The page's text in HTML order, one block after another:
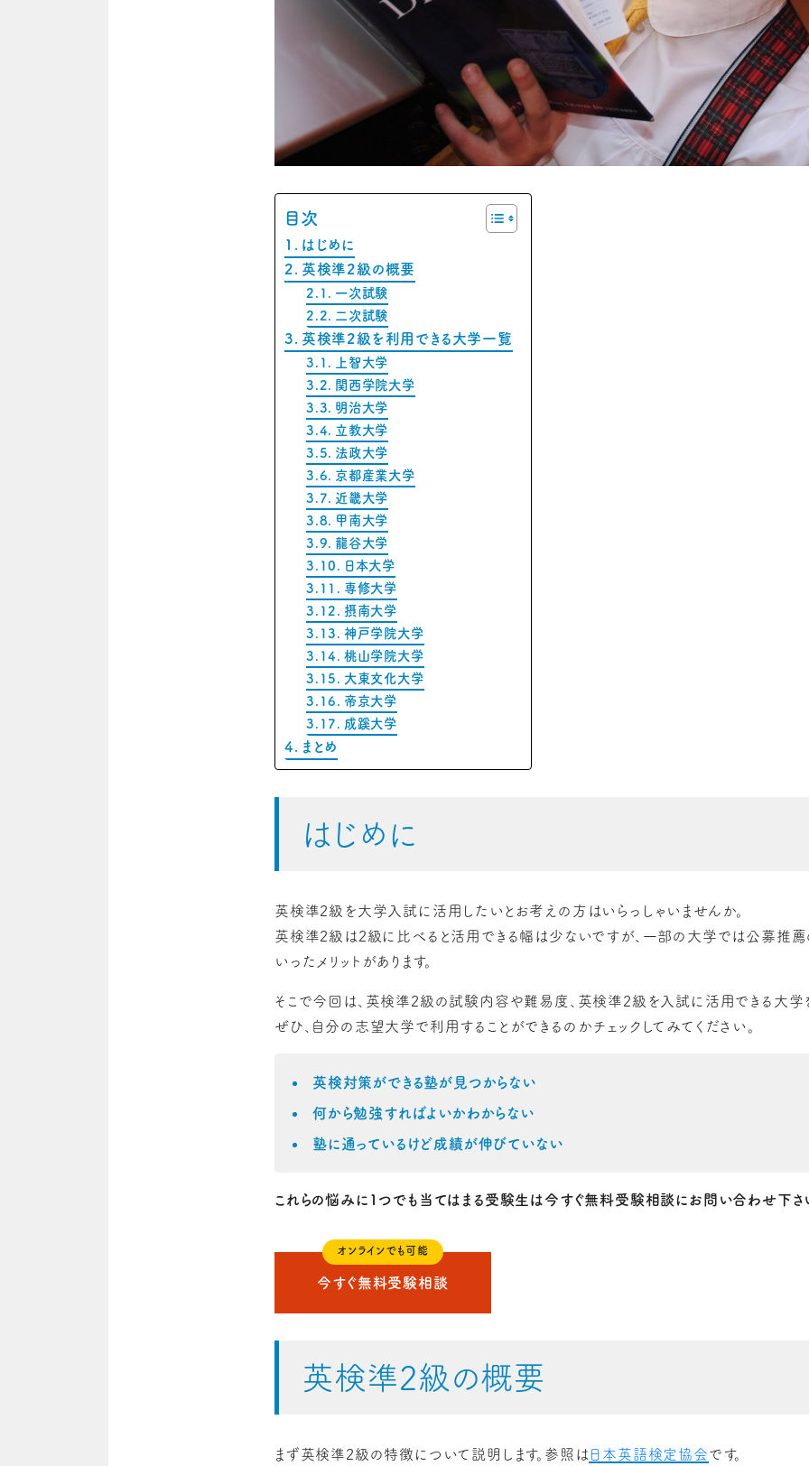
目次
はじめに
英検準2級の概要
一次試験
二次試験
英検準2級を利用できる大学一覧
上智大学
関西学院大学
明治大学
立教大学
法政大学
京都産業大学
近畿大学
甲南大学
龍谷大学
日本大学
専修大学
摂南大学
神戸学院大学
桃山学院大学
大東文化大学
帝京大学
成蹊大学
まとめ
はじめに
英検準2級を大学入試に活用したいとお考えの方はいらっしゃいませんか。
英検準2級は2級に比べると活用できる幅は少ないですが、一部の大学では公募推薦
いったメリットがあります。
そこで今回は、英検準2級の試験内容や難易度、英検準2級を入試に活用できる大学
ぜひ、自分の志望大学で利用することができるのかチェックしてみてください。
英検対策ができる塾が見つからない
何から勉強すればよいかわからない
塾に通っているけど成績が伸びていない
これらの悩みに1つでも当てはまる受験生は今すぐ無料受験相談にお問い合わせ下さい
オンラインでも可能
今すぐ無料受験相談
英検準2級の概要
まず英検準2級の特徴について説明します。参照は日本英語検定協会です。